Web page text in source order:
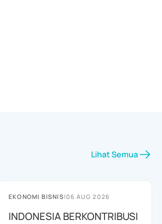
Lihat Semua
EKONOMI BISNIS|06 AUG 2026
INDONESIA BERKONTRIBUSI